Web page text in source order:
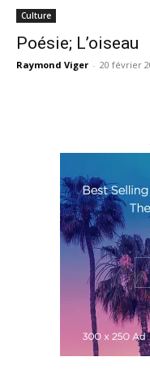
Culture
Poésie; L’oiseau
Raymond Viger - 20 février